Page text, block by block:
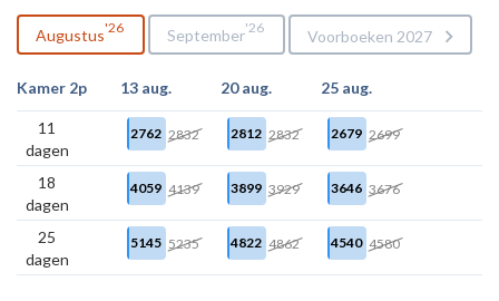
Augustus 26 September 26 Voorboeken 2027
Kamer 2p 13 aug. 20 aug. 25 aug.
11
dagen
2762 2832 2812 2832 2679 2699
18
dagen
4059 4139 3899 3929 3646 3676
25
dagen
5145 5235 4822 4862 4540 4580